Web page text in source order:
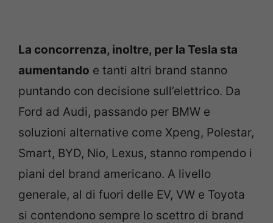
La concorrenza, inoltre, per la Tesla sta
aumentando e tanti altri brand stanno
puntando con decisione sull’elettrico. Da
Ford ad Audi, passando per BMW e
soluzioni alternative come Xpeng, Polestar,
Smart, BYD, Nio, Lexus, stanno rompendo i
piani del brand americano. A livello
generale, al di fuori delle EV, VW e Toyota
si contendono sempre lo scettro di brand